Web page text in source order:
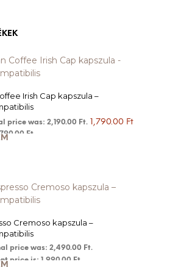
Irish Cap kapszula –
price was: 2,190.00 Ft. 1,790.00 Ft
Ft.
Cremoso kapszula –
price was: 2,490.00 Ft.
price is: 1,990.00 Ft.